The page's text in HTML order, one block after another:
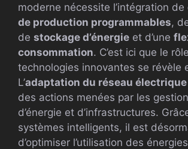
moderne nécessite l’intégration de
de production programmables,
de stockage d’énergie et d’une
consommation. C’est ici que le
technologies innovantes se révèle
L’adaptation du réseau électrique
des actions menées par les
d’énergie et d’infrastructures.
systèmes intelligents, il est
d’optimiser l’utilisation des énergies